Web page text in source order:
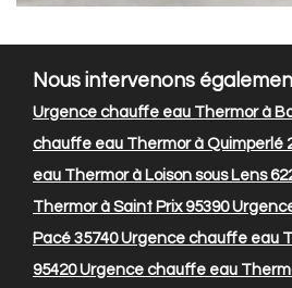
Nous intervenons
Urgence chauffe eau Thermor à
chauffe eau Thermor à Quimperlé
eau Thermor à Loison sous Lens
Thermor à Saint Prix 95390
Pacé 35740Urgence chauffe eau
95420Urgence chauffe eau